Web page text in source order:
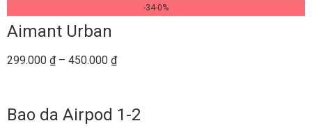
-34-0%
Aimant Urban
299.000 ₫ – 450.000 ₫
Bao da Airpod 1-2